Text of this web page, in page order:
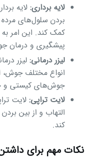
لایه برداری:لایه
بردن سلول‌های
کمک کند. این امر به
پیشگیری و درمان
لیزر درمانی:لیزر
انواع مختلف جوش،
جوش‌های کیستی و
لایت تراپی:لایت
التهاب و از بین
کند.
نکات مهم برای